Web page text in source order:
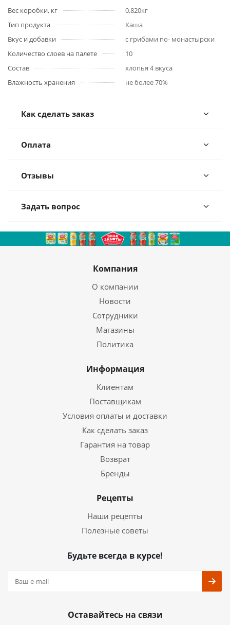
Вес коробки, кг
0,820кг
Тип продукта
Каша
Вкус и добавки
с грибами по- монастырски
Количество слоев на палете
10
Состав
хлопья 4 вкуса
Влажность хранения
не более 70%
Как сделать заказ
Оплата
Отзывы
Задать вопрос
Компания
О компании
Новости
Сотрудники
Магазины
Политика
Информация
Клиентам
Поставщикам
Условия оплаты и доставки
Как сделать заказ
Гарантия на товар
Возврат
Бренды
Рецепты
Наши рецепты
Полезные советы
Будьте всегда в курсе!
Оставайтесь на связи